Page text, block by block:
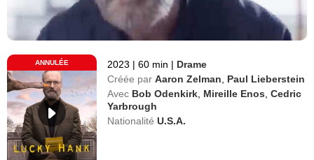
ANNULÉE 2023 | 60 min | Drame
Créée par Aaron Zelman
Paul Lieberstein
Avec Bob Odenkirk Mireille Enos ,Cedric
Yarbrough
Nationalité U.S.A.